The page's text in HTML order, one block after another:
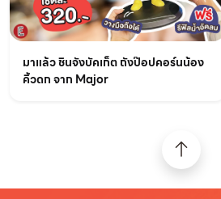
มาแล้ว ชินจังบัคเก็ต ถังป๊อปคอร์นน้อง
คิ้วดก จาก Major